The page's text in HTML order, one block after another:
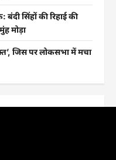
सिंहों की रिहाई की
मोड़ा
जिस पर लोकसभा में मचा